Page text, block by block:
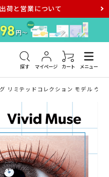
荷と営業について
探す マイページ カート メニュー
ダリスト メガネ
リミテッドコレクション モデル ヴ